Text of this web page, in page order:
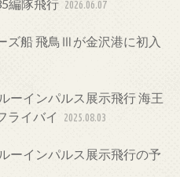
編隊飛行 2026.06.07
ズ船 飛鳥Ⅲが金沢港に初入
ーインパルス展示飛行 海王
ライバイ
2025.08.03
ーインパルス展示飛行の予